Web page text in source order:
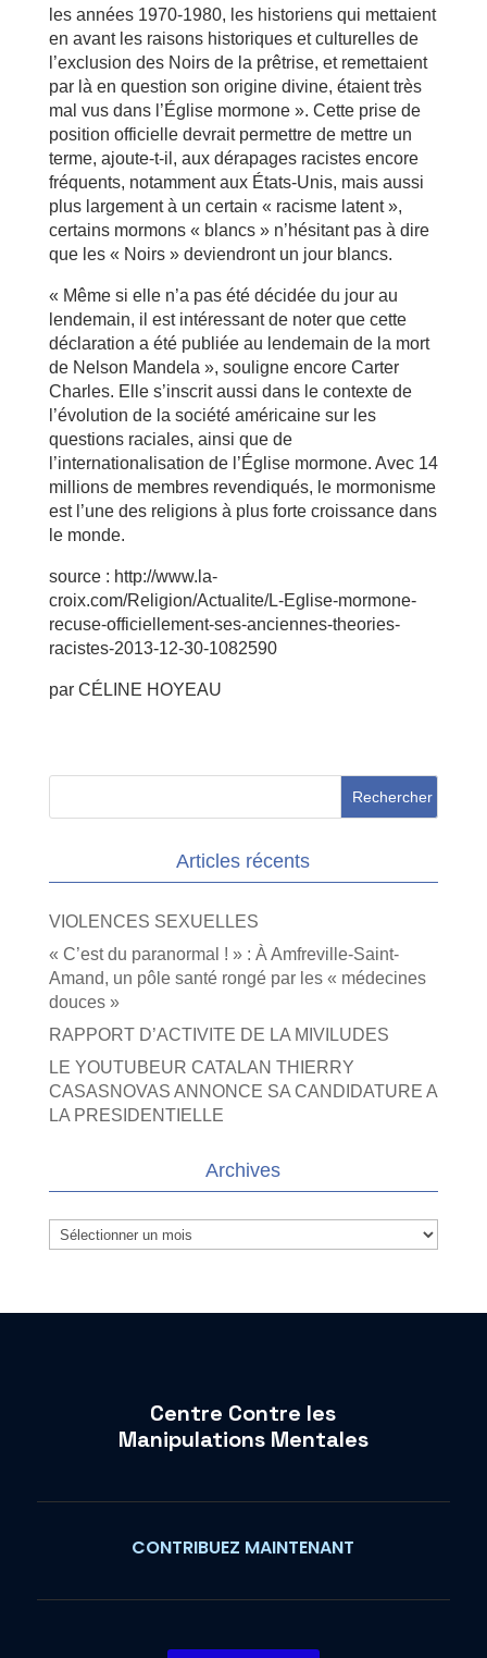
les années 1970-1980, les historiens qui mettaient
en avant les raisons historiques et culturelles de
l’exclusion des Noirs de la prêtrise, et remettaient
par là en question son origine divine, étaient très
mal vus dans l’Église mormone ». Cette prise de
position officielle devrait permettre de mettre un
terme, ajoute-t-il, aux dérapages racistes encore
fréquents, notamment aux États-Unis, mais aussi
plus largement à un certain « racisme latent »,
certains mormons « blancs » n’hésitant pas à dire
que les « Noirs » deviendront un jour blancs.
« Même si elle n’a pas été décidée du jour au
lendemain, il est intéressant de noter que cette
déclaration a été publiée au lendemain de la mort
de Nelson Mandela », souligne encore Carter
Charles. Elle s’inscrit aussi dans le contexte de
l’évolution de la société américaine sur les
questions raciales, ainsi que de
l’internationalisation de l’Église mormone. Avec 14
millions de membres revendiqués, le mormonisme
est l’une des religions à plus forte croissance dans
le monde.
source : http://www.la-
croix.com/Religion/Actualite/L-Eglise-mormone-
recuse-officiellement-ses-anciennes-theories-
racistes-2013-12-30-1082590
par CÉLINE HOYEAU
Articles récents
VIOLENCES SEXUELLES
« C’est du paranormal ! » : À Amfreville-Saint-
Amand, un pôle santé rongé par les « médecines
douces »
RAPPORT D’ACTIVITE DE LA MIVILUDES
LE YOUTUBEUR CATALAN THIERRY
CASASNOVAS ANNONCE SA CANDIDATURE A
LA PRESIDENTIELLE
Archives
Archives
Centre Contre les
Manipulations Mentales
CONTRIBUEZ MAINTENANT